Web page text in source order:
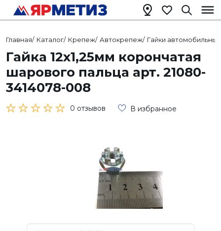
Главная/ Каталог/ Крепеж/ Автокрепеж/ Гайки автомобильные
Гайка 12х1,25мм корончатая
шарового пальца арт. 21080-
3414078-008
0 отзывов В избранное